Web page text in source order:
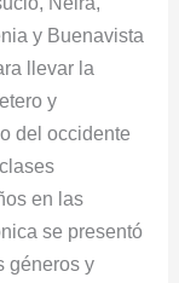
y Buenavista
llevar la
y
del occidente
en las
se presentó
géneros y